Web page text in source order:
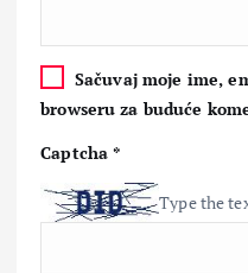
Sačuvaj moje ime,
browseru za buduće
Captcha*
Type the